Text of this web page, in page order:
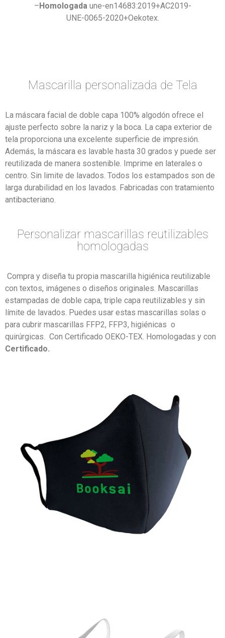
–Homologadaune-en14683:2019+AC2019-
UNE-0065-2020+Oekotex.
Mascarilla personalizada de Tela
La máscara facial de doble capa 100% algodón ofrece el
ajuste perfecto sobre la nariz y la boca. La capa exterior de
tela proporciona una excelente superficie de impresión.
Además, la máscara es lavable hasta 30 grados y puede ser
reutilizada de manera sostenible. Imprime en laterales o
centro. Sin limite de lavados. Todos los estampados son de
larga durabilidad en los lavados. Fabricadas con tratamiento
antibacteriano.
Personalizar mascarillas reutilizables
homologadas
Compra y diseña tu propia mascarilla higiénica reutilizable
con textos, imágenes o diseños originales. Mascarillas
estampadas de doble capa, triple capa reutilizables y sin
límite de lavados. Puedes usar estas mascarillas solas o
para cubrir mascarillas FFP2, FFP3, higiénicas o
quirúrgicas. Con Certificado OEKO-TEX. Homologadas y con
Certificado.